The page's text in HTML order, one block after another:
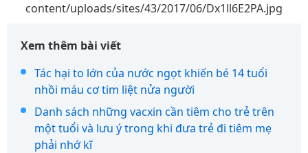
content/uploads/sites/43/2017/06/Dx1ll6E2PA.jpg
Xem thêm bài viết
Tác hại to lớn của nước ngọt khiến bé 14 tuổi
nhồi máu cơ tim liệt nửa người
Danh sách những vacxin cần tiêm cho trẻ trên
một tuổi và lưu ý trong khi đưa trẻ đi tiêm mẹ
phải nhớ kĩ